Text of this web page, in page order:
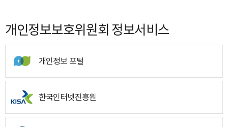
개인정보보호위원회 정보서비스
개인정보 포털
한국인터넷진흥원